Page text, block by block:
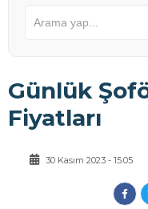
Günlük
Fiyatları
30 Kasım 2023 - 15:05